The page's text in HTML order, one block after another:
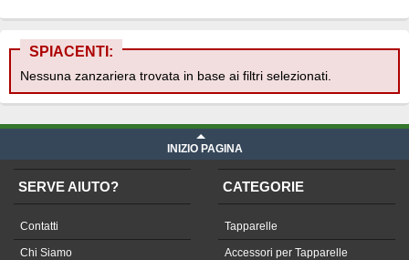
SPIACENTI:
Nessuna zanzariera trovata in base ai filtri selezionati.
INIZIO PAGINA
SERVE AIUTO?
Contatti
Chi Siamo
CATEGORIE
Tapparelle
Accessori per Tapparelle